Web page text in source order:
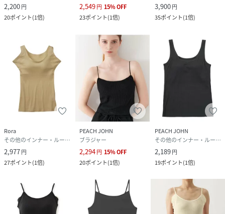
2,200円
20ポイント(1倍)
2,549円 15%OFF
23ポイント(1倍)
3,900円
35ポイント(1倍)
Rora
その他のインナー・ルームウェア
2,977円
27ポイント(1倍)
PEACH JOHN
ブラジャー
2,294円 15%OFF
20ポイント(1倍)
PEACH JOHN
その他のインナー・ルームウェア
2,189円
19ポイント(1倍)